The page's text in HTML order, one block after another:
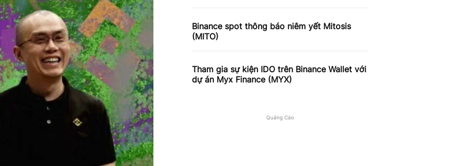
Binance spot thông báo niêm yết Mitosis
(MITO)
Tham gia sự kiện IDO trên Binance Wallet với
dự án Myx Finance (MYX)
Quảng Cáo